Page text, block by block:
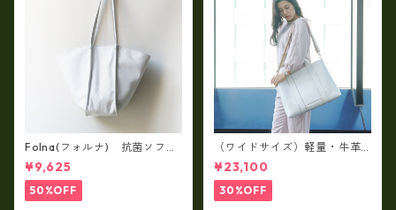
Folna(フォルナ) 抗菌ソフト
スムースレザー トートバッグ
¥9,625
50%OFF
（ワイドサイズ）軽量・牛革
製品・2WAYヌメ革トートバッ
グ（A3サイズ/日本製）(高収
納）ir-02G
¥23,100
30%OFF